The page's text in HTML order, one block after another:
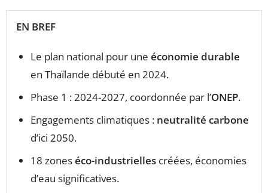
EN BREF
Le plan national pour une économie durable
en Thaïlande débuté en 2024.
Phase 1 : 2024-2027, coordonnée par l’ONEP.
Engagements climatiques : neutralité carbone
d’ici 2050.
18 zoneséco-industrielles créées, économies
d’eau significatives.